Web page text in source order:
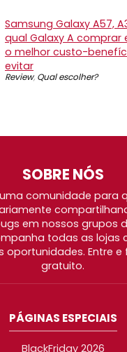
Samsung Galaxy A57,
qual Galaxy A comprar
o melhor custo-
evitar
Review, Qual escolher?
SOBRE NÓS
comunidade para
em nossos grupos
todas as lojas
oportunidades. Entre
gratuito.
PÁGINAS ESPECIAIS
BlackFriday 2026